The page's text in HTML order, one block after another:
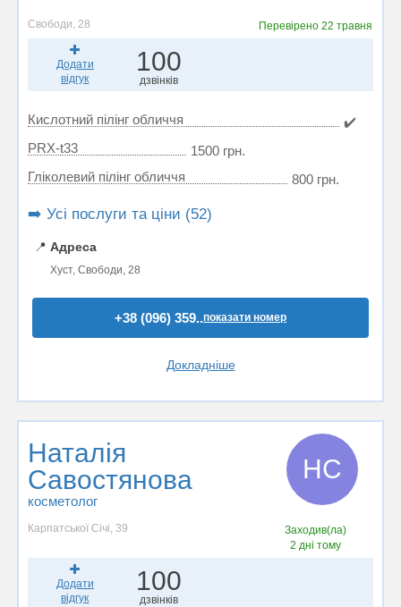
Свободи, 28 Перевірено22 травня
Додати
відгук
100
дзвінків
Кислотний пілінг обличчя
✔️
PRX-t33
1500 грн.
Гліколевий пілінг обличчя
800 грн.
➡️ Усі послуги та ціни (52)
📍 Адреса
Хуст, Свободи, 28
+38 (096) 359..показати номер
Докладніше
Наталія
Савостянова
косметолог
НС
Карпатської Січі, 39
Заходив(ла)
2 дні тому
Додати
відгук
100
дзвінків